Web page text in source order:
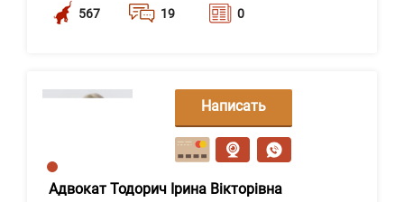
567 19 0
Адвокат Тодорич Ірина Вікторівна
Написать
сообщение